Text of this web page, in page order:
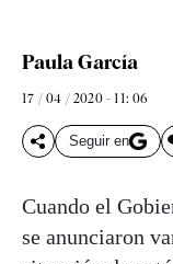
Paula García
17 / 04 / 2020 - 11: 06
Seguir en
Cuando el
se anunciaron